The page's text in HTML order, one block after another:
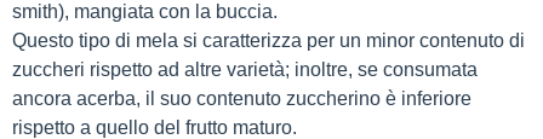
smith), mangiata con la buccia.
Questo tipo di mela si caratterizza per un minor contenuto di
zuccheri rispetto ad altre varietà; inoltre, se consumata
ancora acerba, il suo contenuto zuccherino è inferiore
rispetto a quello del frutto maturo.